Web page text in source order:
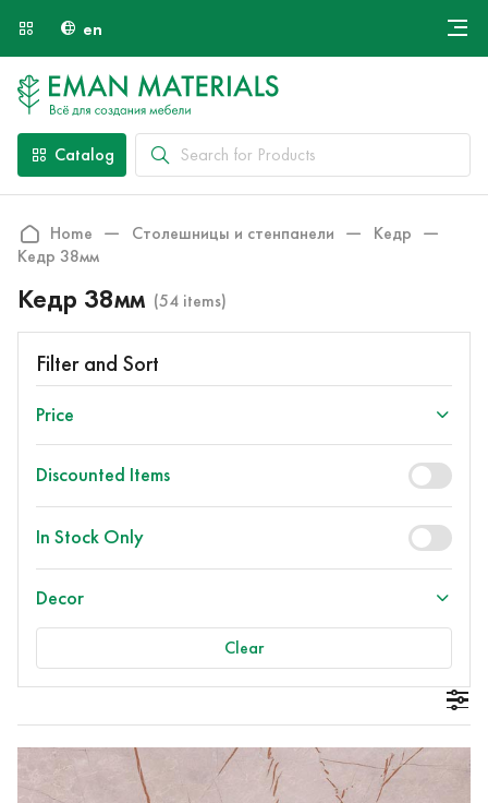
en
Payment and Delivery
Contacts
Catalog
Home Столешницы и стенпанели
Кедр
Кедр 38мм
Кедр 38мм (54 items)
Filter and Sort
Price
Discounted Items
In Stock Only
Decor
Clear